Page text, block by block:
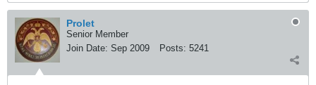
Prolet
Senior Member
Join Date: Sep 2009 Posts: 5241